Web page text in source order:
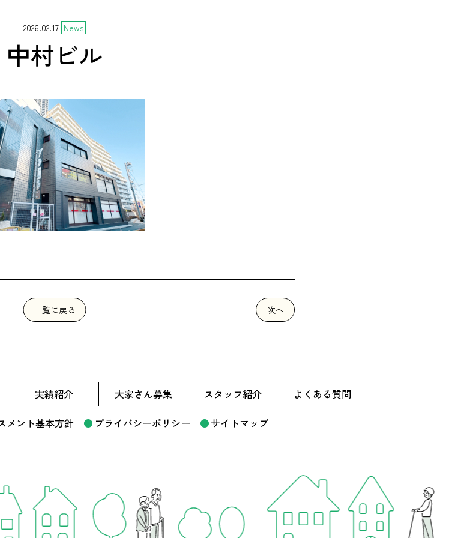
中村ビル
2026.02.17 News
一覧に戻る 次へ
実績紹介 大家さん募集 スタッフ紹介 よくある質問
メント基本方針 プライバシーポリシー サイトマップ